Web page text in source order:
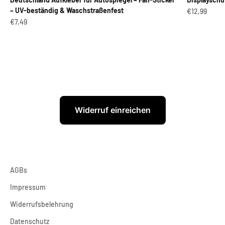
– UV-beständig & Waschstraßenfest
Angebot
€7,49
Angebot
€12,99
Widerruf einreichen
AGBs
Impressum
Widerrufsbelehrung
Datenschutz